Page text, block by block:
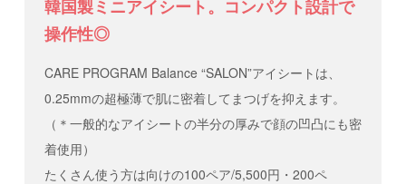
韓国製ミニアイシート。コンパクト設計で
操作性◎
CARE PROGRAM Balance “SALON”アイシートは、
0.25mmの超極薄で肌に密着してまつげを抑えます。
（＊一般的なアイシートの半分の厚みで顔の凹凸にも密
着使用）
たくさん使う方は向けの100ペア/5,500円・200ペ